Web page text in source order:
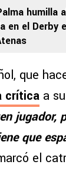
humilla
en el Derby
que
crítica a
jugador,
que
el